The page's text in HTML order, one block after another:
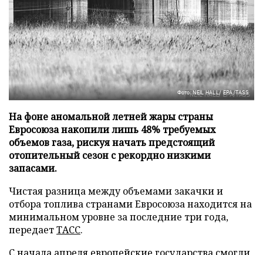
Фото: NEIL HALL/ EPA/TASS
На фоне аномальной летней жары страны
Евросоюза накопили лишь 48% требуемых
объемов газа, рискуя начать предстоящий
отопительный сезон с рекордно низкими
запасами.
Чистая разница между объемами закачки и
отбора топлива странами Евросоюза находится на
минимальном уровне за последние три года,
передаетТАСС.